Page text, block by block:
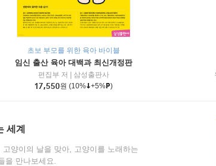
초보 부모를 위한 육아 바이블
임신 출산 육아 대백과 최신개정판
편집부 저
삼성출판사
17,550원 (10% +5% )
세계
고양이의 날을 맞아, 고양이를 노래하는
을 만나보세요.